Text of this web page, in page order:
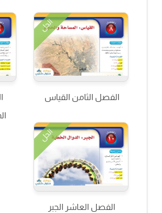
الحل
الفصل الثامن القياس
الحل
الفصل العاشر الجبر